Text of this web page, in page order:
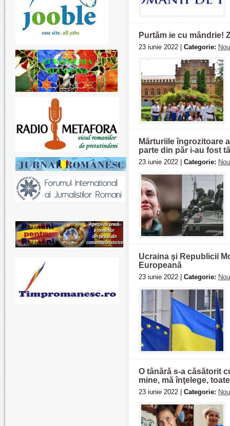
Purtăm ie cu mândrie!
23 iunie 2022 | Categorie:
Mărturiile îngrozitoare
parte din păr i-au fost
23 iunie 2022 | Categorie:
Ucraina şi Republicii
Europeană
23 iunie 2022 | Categorie:
O tânără s-a căsătorit
mine, mă înţelege,
23 iunie 2022 | Categorie: